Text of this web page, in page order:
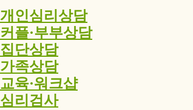
개인심리상담
커플·부부상담
집단상담
가족상담
교육·워크샵
심리검사